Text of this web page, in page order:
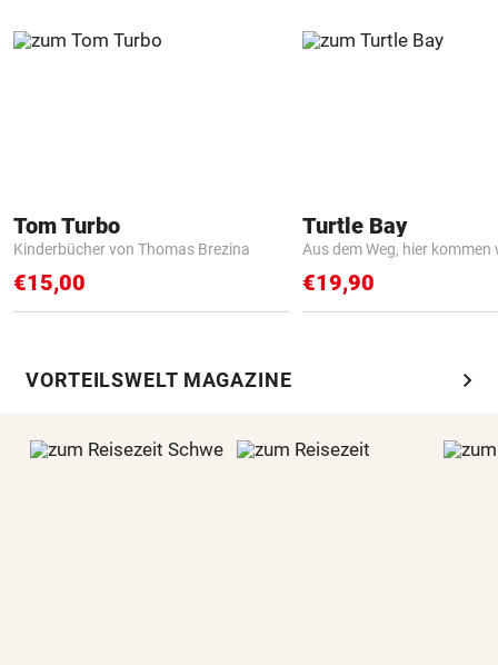
Tom Turbo
Kinderbücher von Thomas Brezina
€15,00
Turtle Bay
Aus dem Weg, hier kommen
€19,90
VORTEILSWELT MAGAZINE chevron_right